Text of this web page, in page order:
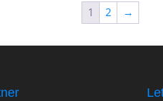
1 2 →